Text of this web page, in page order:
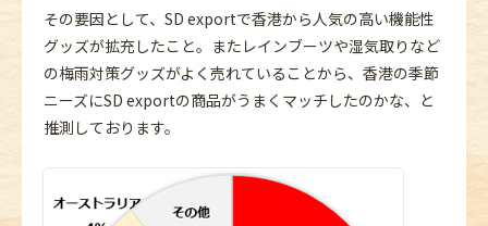
その要因として、SD exportで香港から人気の高い機能性
グッズが拡充したこと。またレインブーツや湿気取りなど
の梅雨対策グッズがよく売れていることから、香港の季節
ニーズにSD exportの商品がうまくマッチしたのかな、と
推測しております。